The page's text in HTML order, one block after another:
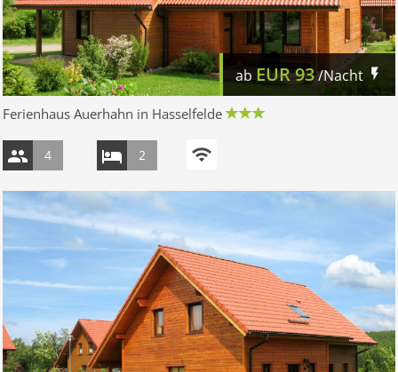
ab EUR93/Nacht
Ferienhaus Auerhahn in Hasselfelde
4 2